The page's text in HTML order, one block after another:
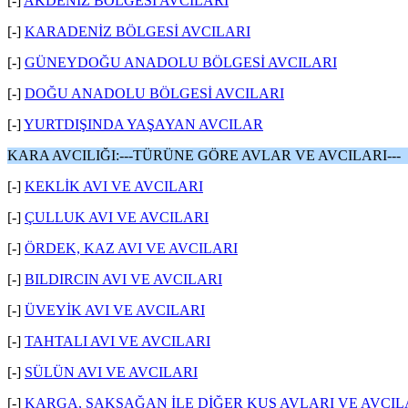
[-] KARADENİZ BÖLGESİ AVCILARI
[-] GÜNEYDOĞU ANADOLU BÖLGESİ AVCILARI
[-] DOĞU ANADOLU BÖLGESİ AVCILARI
[-]YURTDIŞINDA YAŞAYAN AVCILAR
KARA AVCILIĞI:---TÜRÜNE GÖRE AVLAR VE AVCILARI---
[-] KEKLİK AVI VE AVCILARI
[-] ÇULLUK AVI VE AVCILARI
[-] ÖRDEK, KAZ AVI VE AVCILARI
[-] BILDIRCIN AVI VE AVCILARI
[-] ÜVEYİK AVI VE AVCILARI
[-] TAHTALI AVI VE AVCILARI
[-] SÜLÜN AVI VE AVCILARI
[-] KARGA, SAKSAĞAN İLE DİĞER KUŞ AVLARI VE